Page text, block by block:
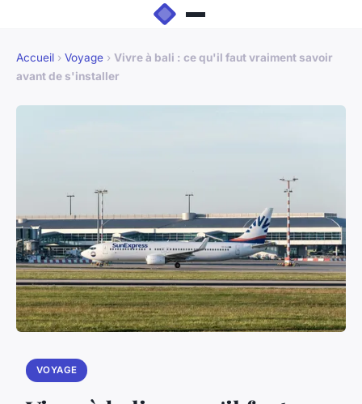
Accueil › Voyage › Vivre à bali : ce qu'il faut vraiment savoir
avant de s'installer
VOYAGE